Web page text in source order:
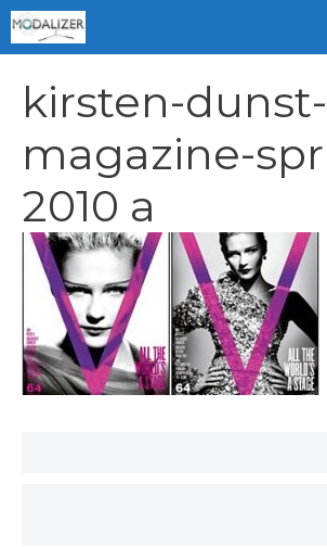
Vai
al
kirsten-
magazine-
2010 a